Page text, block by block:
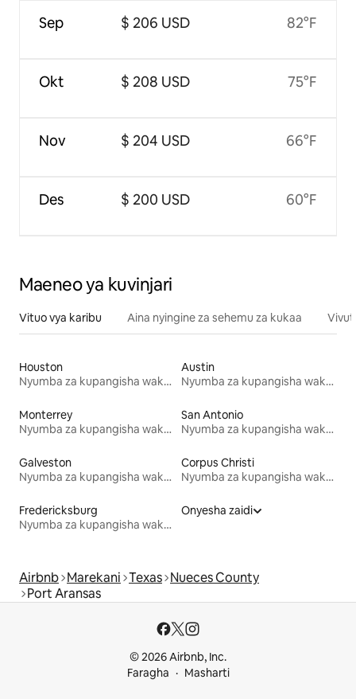
Sep
Okt
Nov
Des
$ 206 USD
$ 208 USD
$ 204 USD
$ 200 USD
82°F
75°F
66°F
60°F
Maeneo ya kuvinjari
Vituo vya karibu Aina nyingine za sehemu za kukaa
Houston
Nyumba za kupangisha wakati wa likizo
Austin
Nyumba za kupangisha wakati wa likizo
Monterrey
Nyumba za kupangisha wakati wa likizo
San Antonio
Nyumba za kupangisha wakati wa likizo
Galveston
Nyumba za kupangisha wakati wa likizo
Corpus Christi
Nyumba za kupangisha wakati wa likizo
Fredericksburg
Nyumba za kupangisha wakati wa likizo
Onyesha zaidi
Airbnb Marekani Texas Nueces County
Port Aransas
© 2026 Airbnb, Inc.
Faragha
Masharti